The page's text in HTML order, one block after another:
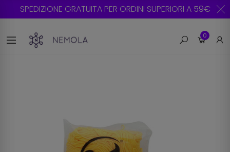
SPEDIZIONE GRATUITA PER ORDINI SUPERIORI A 59€
0